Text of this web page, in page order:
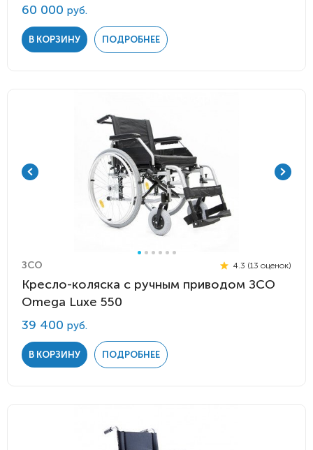
60 000 руб.
В КОРЗИНУ ПОДРОБНЕЕ
ЗСО 4.3 (13 оценок)
Кресло-коляска с ручным приводом ЗСО
Omega Luxe 550
39 400 руб.
В КОРЗИНУ ПОДРОБНЕЕ